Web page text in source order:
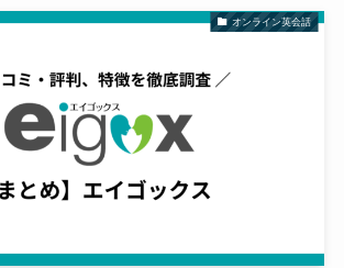
オンライン英会話